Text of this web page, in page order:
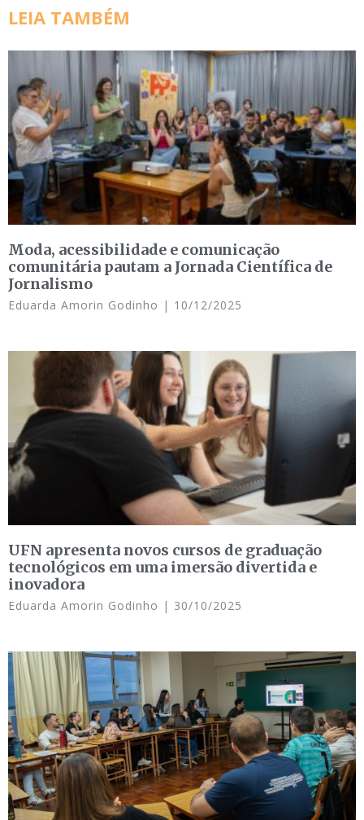
LEIA TAMBÉM
Moda, acessibilidade e comunicação
comunitária pautam a Jornada Científica de
Jornalismo
Eduarda Amorin Godinho 10/12/2025
UFN apresenta novos cursos de graduação
tecnológicos em uma imersão divertida e
inovadora
Eduarda Amorin Godinho 30/10/2025